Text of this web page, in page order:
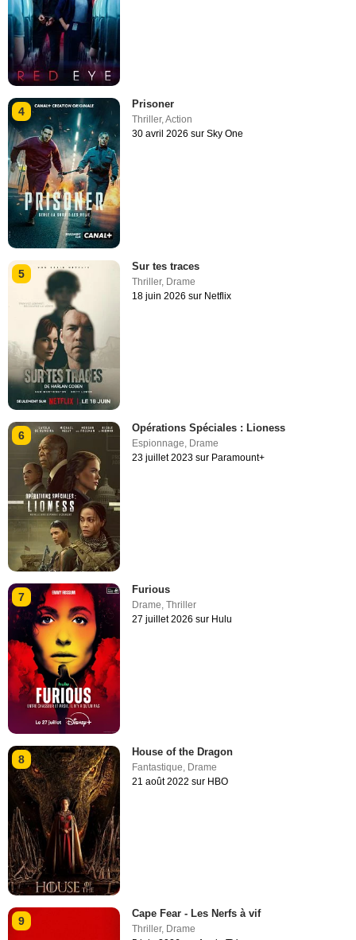
4
Prisoner
Thriller,Action
30 avril 2026 sur Sky One
5
Sur tes traces
Thriller, Drame
18 juin 2026 sur Netflix
6
Opérations Spéciales : Lioness
Espionnage, Drame
23 juillet 2023 sur Paramount+
7
Furious
Drame,Thriller
27 juillet 2026 sur Hulu
8
House of the Dragon
Fantastique Drame
21 août 2022 sur HBO
9
Cape Fear - Les Nerfs à vif
Thriller, Drame